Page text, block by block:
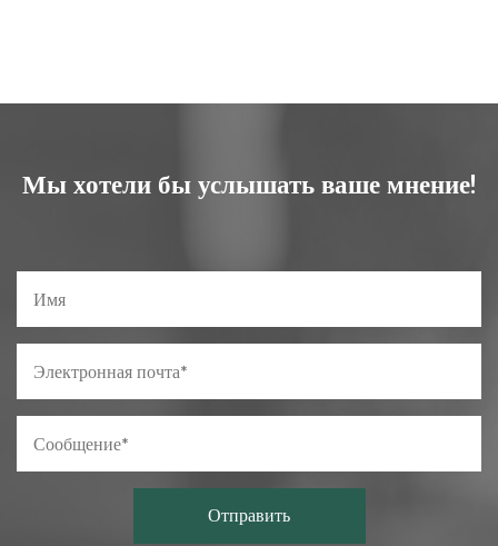
Мы хотели бы услышать ваше мнение!